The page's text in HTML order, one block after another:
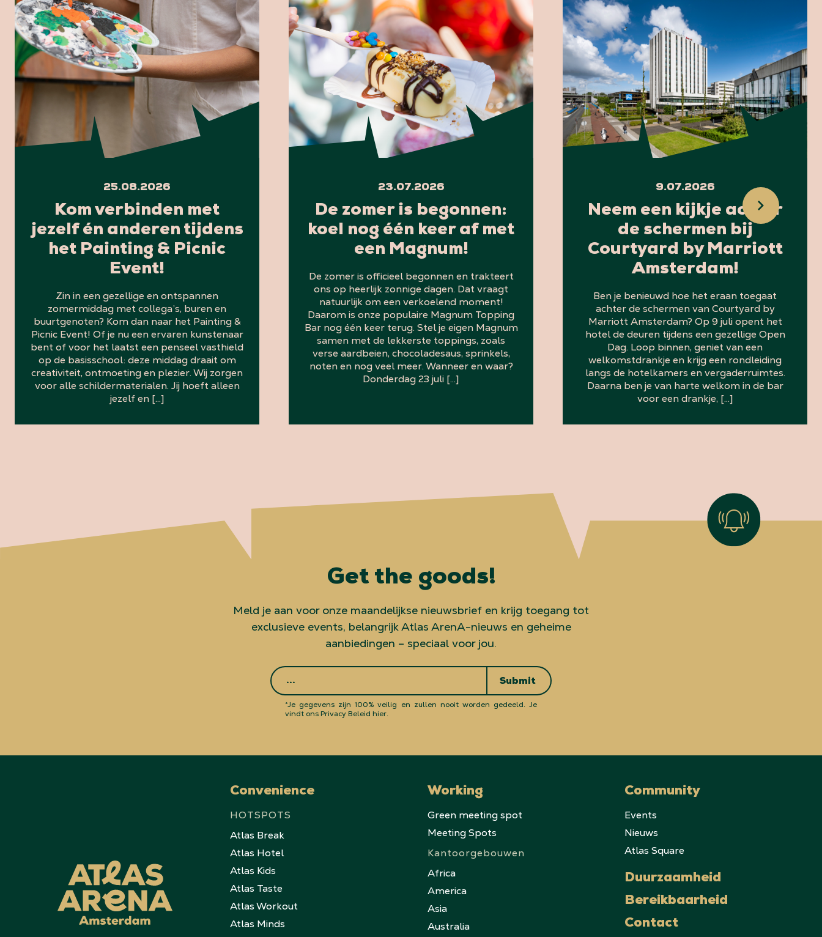
25.08.2026
Kom verbinden met
jezelf én anderen tijdens
het Painting & Picnic
Event!
Zin in een gezellige en ontspannen
zomermiddag met collega’s, buren en
buurtgenoten? Kom dan naar het Painting &
Picnic Event! Of je nu een ervaren kunstenaar
bent of voor het laatst een penseel vasthield
op de basisschool: deze middag draait om
creativiteit, ontmoeting en plezier. Wij zorgen
voor alle schildermaterialen. Jij hoeft alleen
jezelf en […]
23.07.2026
De zomer is begonnen:
koel nog één keer af met
een Magnum!
De zomer is officieel begonnen en trakteert
ons op heerlijk zonnige dagen. Dat vraagt
natuurlijk om een verkoelend moment!
Daarom is onze populaire Magnum Topping
Bar nog één keer terug. Stel je eigen Magnum
samen met de lekkerste toppings, zoals
verse aardbeien, chocoladesaus, sprinkels,
noten en nog veel meer. Wanneer en waar?
Donderdag 23 juli […]
9.07.2026
Neem een kijkje achter
de schermen bij
Courtyard by Marriott
Amsterdam!
Ben je benieuwd hoe het eraan toegaat
achter de schermen van Courtyard by
Marriott Amsterdam? Op 9 juli opent het
hotel de deuren tijdens een gezellige Open
Dag. Loop binnen, geniet van een
welkomstdrankje en krijg een rondleiding
langs de hotelkamers en vergaderruimtes.
Daarna ben je van harte welkom in de bar
voor een drankje, […]
Get the goods!
Meld je aan voor onze maandelijkse nieuwsbrief en krijg toegang tot
exclusieve events, belangrijk Atlas ArenA-nieuws en geheime
aanbiedingen – speciaal voor jou.
Submit
*Je gegevens zijn 100% veilig en zullen nooit worden gedeeld. Je
vindt ons Privacy Beleid hier.
Convenience
HOTSPOTS
Atlas Break
Atlas Hotel
Atlas Kids
Atlas Taste
Atlas Workout
Atlas Minds
Working
Green meeting spot
Meeting Spots
Kantoorgebouwen
Africa
America
Asia
Australia
Community
Events
Nieuws
Atlas Square
Duurzaamheid
Bereikbaarheid
Contact